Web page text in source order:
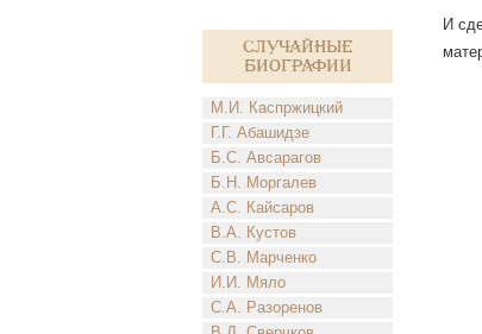
Случайные
биографии
М.И. Каспржицкий
Г.Г. Абашидзе
Б.С. Авсарагов
Б.Н. Моргалев
А.С. Кайсаров
В.А. Кустов
С.В. Марченко
И.И. Мяло
С.А. Разоренов
И